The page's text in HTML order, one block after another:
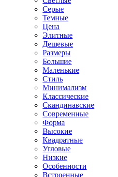
Серые
Темные
Цена
Элитные
Дешевые
Размеры
Большие
Маленькие
Стиль
Минимализм
Классические
Скандинавские
Современные
Форма
Высокие
Квадратные
Угловые
Низкие
Особенности
Встроенные